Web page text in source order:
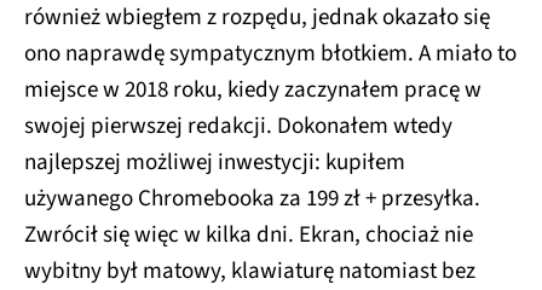
również wbiegłem z rozpędu, jednak okazało się
ono naprawdę sympatycznym błotkiem. A miało to
miejsce w 2018 roku, kiedy zaczynałem pracę w
swojej pierwszej redakcji. Dokonałem wtedy
najlepszej możliwej inwestycji: kupiłem
używanego Chromebooka za 199 zł + przesyłka.
Zwrócił się więc w kilka dni. Ekran, chociaż nie
wybitny był matowy, klawiaturę natomiast bez